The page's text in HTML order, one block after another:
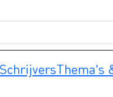
wilt zoeken.
SchrijversThema's